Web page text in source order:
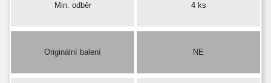
Min. odběr 4 ks
Originální balení NE